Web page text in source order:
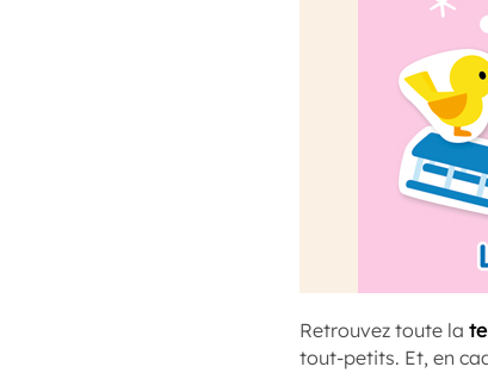
Retrouvez toute la
tout-petits. Et, en